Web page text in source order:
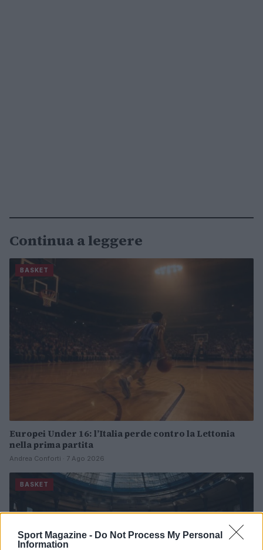
Sport Magazine - Do Not Process My Personal
Information
Continua a leggere
BASKET
Europei Under 16: l’Italia perde contro la Lettonia
nella prima partita
Andrea Conforti · 7 Ago 2026
BASKET